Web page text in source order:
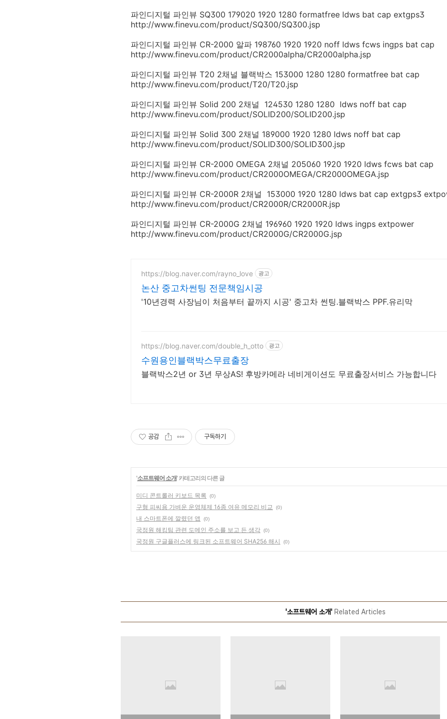
파인디지털 파인뷰 SQ300 179020 1920 1280 formatfree ldws bat cap extgps3
http://www.finevu.com/product/SQ300/SQ300.jsp
파인디지털 파인뷰 CR-2000 알파 198760 1920 1920 noff ldws fcws ingps bat cap
http://www.finevu.com/product/CR2000alpha/CR2000alpha.jsp
파인디지털 파인뷰 T20 2채널 블랙박스 153000 1280 1280 formatfree bat cap
http://www.finevu.com/product/T20/T20.jsp
파인디지털 파인뷰 Solid 200 2채널 124530 1280 1280 ldws noff bat cap
http://www.finevu.com/product/SOLID200/SOLID200.jsp
파인디지털 파인뷰 Solid 300 2채널 189000 1920 1280 ldws noff bat cap
http://www.finevu.com/product/SOLID300/SOLID300.jsp
파인디지털 파인뷰 CR-2000 OMEGA 2채널 205060 1920 1920 ldws fcws bat cap
http://www.finevu.com/product/CR2000OMEGA/CR2000OMEGA.jsp
파인디지털 파인뷰 CR-2000R 2채널 153000 1920 1280 ldws bat cap extgps3
http://www.finevu.com/product/CR2000R/CR2000R.jsp
파인디지털 파인뷰 CR-2000G 2채널 196960 1920 1920 ldws ingps extpower
http://www.finevu.com/product/CR2000G/CR2000G.jsp
https://blog.naver.com/rayno_love 광고
논산 중고차썬팅 전문책임시공
'10년경력 사장님이 처음부터 끝까지 시공' 중고차 썬팅.블랙박스 PPF.유리막
https://blog.naver.com/double_h_otto 광고
수원용인블랙박스무료출장
블랙박스2년 or 3년 무상AS! 후방카메라 네비게이션도 무료출장서비스 가능합니다
공감 구독하기
'소프트웨어 소개' 카테고리의 다른 글
미디 콘트롤러 키보드 목록 (0)
구형 피씨용 가벼운 운영체제 16종 여유 메모리 비교 (0)
내 스마트폰에 깔렸던 앱 (0)
국정원 해킹팀 관련 도메인 주소를 보고 든 생각 (0)
국정원 구글플러스에 링크된 소프트웨어 SHA256 해시 (0)
'소프트웨어 소개'Related Articles